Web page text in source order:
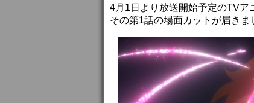
4月1日より放送開始予定のTVア
その第1話の場面カットが届きま